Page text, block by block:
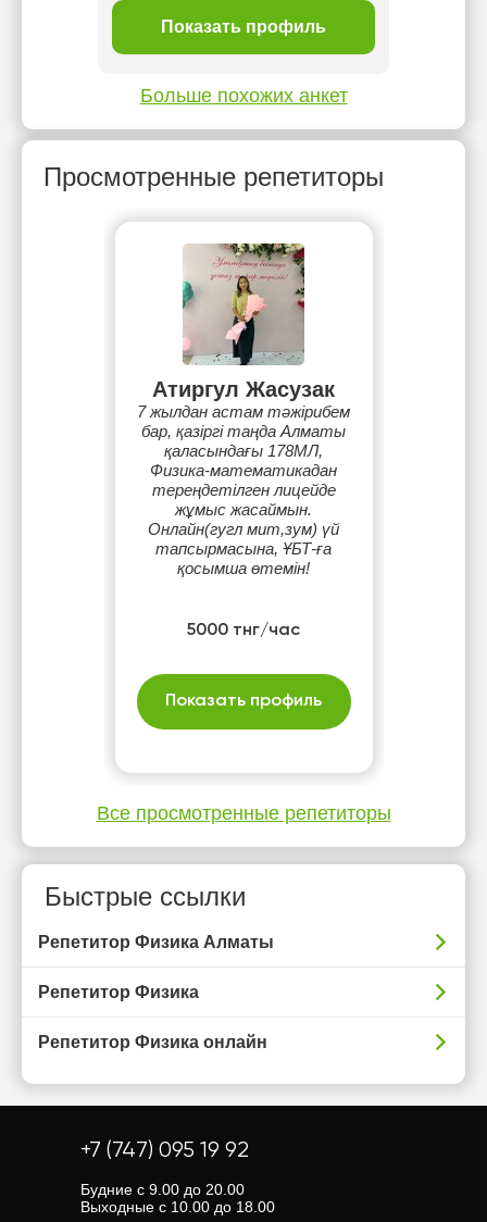
Показать профиль
Больше похожих анкет
Просмотренные репетиторы
Атиргул Жасузак
7 жылдан астам тәжірибем
бар, қазіргі таңда Алматы
қаласындағы 178МЛ,
Физика-математикадан
тереңдетілген лицейде
жұмыс жасаймын.
Онлайн(гугл мит,зум) үй
тапсырмасына, ҰБТ-ға
қосымша өтемін!
5000 тнг/час
Показать профиль
Все просмотренные репетиторы
Быстрые ссылки
Репетитор Физика Алматы
Репетитор Физика
Репетитор Физика онлайн
+7 (747) 095 19 92
Будние с 9.00 до 20.00
Выходные с 10.00 до 18.00